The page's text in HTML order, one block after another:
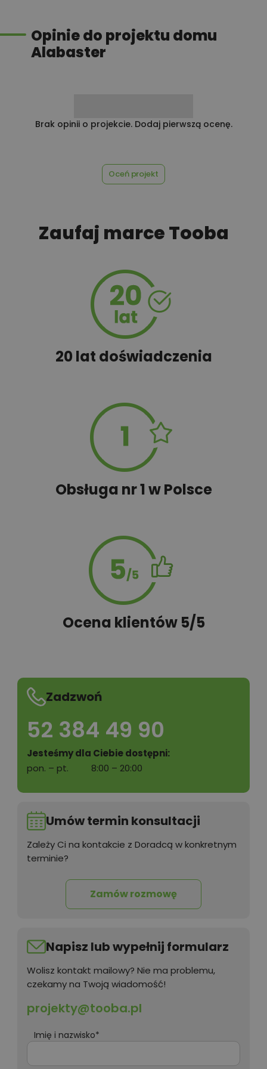
Rekuperacja 450,00 zł
Tablica informacyjna 50,00 zł
Wyceń adaptację
Opinie do projektu domu
Alabaster
Brak opinii o projekcie. Dodaj pierwszą ocenę.
Oceń projekt
Zaufaj marce Tooba
20 lat doświadczenia
Obsługa nr 1 w Polsce
Ocena klientów 5/5
Zadzwoń
52 384 49 90
Jesteśmy dla Ciebie dostępni:
pon. – pt.
8:00 – 20:00
Umów termin konsultacji
Zależy Ci na kontakcie z Doradcą w konkretnym
terminie?
Zamów rozmowę
Napisz lub wypełnij formularz
Wolisz kontakt mailowy? Nie ma problemu,
czekamy na Twoją wiadomość!
projekty@tooba.pl
Imię i nazwisko*